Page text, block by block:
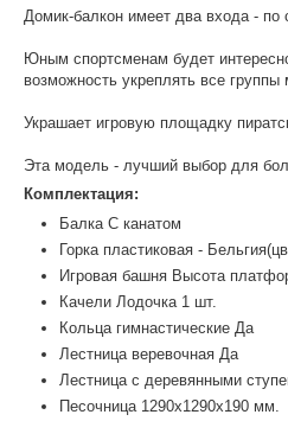
Домик-балкон имеет два входа - по
Юным спортсменам будет
возможность укреплять все
Украшает игровую площадку
Эта модель - лучший выбор для
Комплектация:
Балка С канатом
Горка пластиковая -
Игровая башня Высота
Качели Лодочка 1 шт.
Кольца гимнастические Да
Лестница веревочная Да
Лестница с деревянными
Песочница 1290х1290х190 мм.